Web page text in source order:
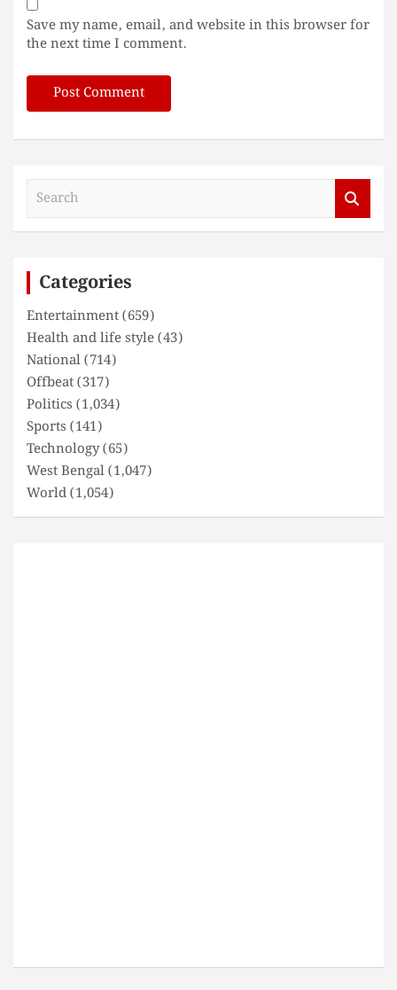
Save my name, email, and website in this browser for
the next time I comment.
Categories
Entertainment(659)
Health and life style(43)
National(714)
Offbeat(317)
Politics (1,034)
Sports (141)
Technology(65)
West Bengal(1,047)
World(1,054)